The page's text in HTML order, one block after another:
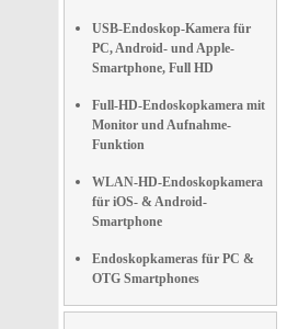
USB-Endoskop-Kamera für
PC, Android- und Apple-
Smartphone, Full HD
Full-HD-Endoskopkamera mit
Monitor und Aufnahme-
Funktion
WLAN-HD-Endoskopkamera
für iOS- & Android-
Smartphone
Endoskopkameras für PC &
OTG Smartphones